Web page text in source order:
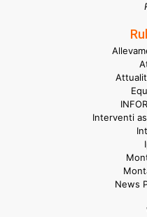
Interventi
News